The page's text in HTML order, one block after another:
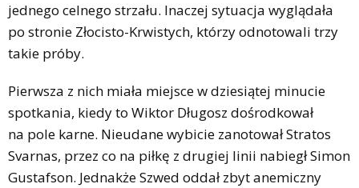
jednego celnego strzału. Inaczej sytuacja wyglądała
po stronie Złocisto-Krwistych, którzy odnotowali trzy
takie próby.
Pierwsza z nich miała miejsce w dziesiątej minucie
spotkania, kiedy to Wiktor Długosz dośrodkował
na pole karne. Nieudane wybicie zanotował Stratos
Svarnas, przez co na piłkę z drugiej linii nabiegł Simon
Gustafson. Jednakże Szwed oddał zbyt anemiczny